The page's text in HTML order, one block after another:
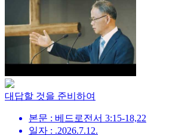
대답할 것을 준비하여
본문 : 베드로전서 3:15-18,22
일자 : .2026.7.12.